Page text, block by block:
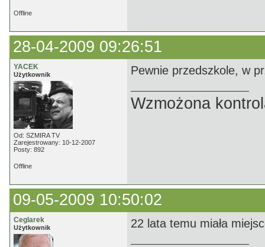
Offline
28-04-2009 09:26:51
YACEK
Użytkownik
Od: SZMIRA TV
Zarejestrowany: 10-12-2007
Posty: 892
Pewnie przedszkole, w
Wzmożona
Offline
09-05-2009 10:50:02
Ceglarek
Użytkownik 22 lata temu miała